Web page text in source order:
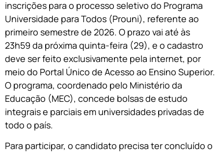
inscrições para o processo seletivo do Programa
Universidade para Todos (Prouni), referente ao
primeiro semestre de 2026. O prazo vai até às
23h59 da próxima quinta-feira (29), e o cadastro
deve ser feito exclusivamente pela internet, por
meio do Portal Único de Acesso ao Ensino Superior.
O programa, coordenado pelo Ministério da
Educação (MEC), concede bolsas de estudo
integrais e parciais em universidades privadas de
todo o país.
Para participar, o candidato precisa ter concluído o